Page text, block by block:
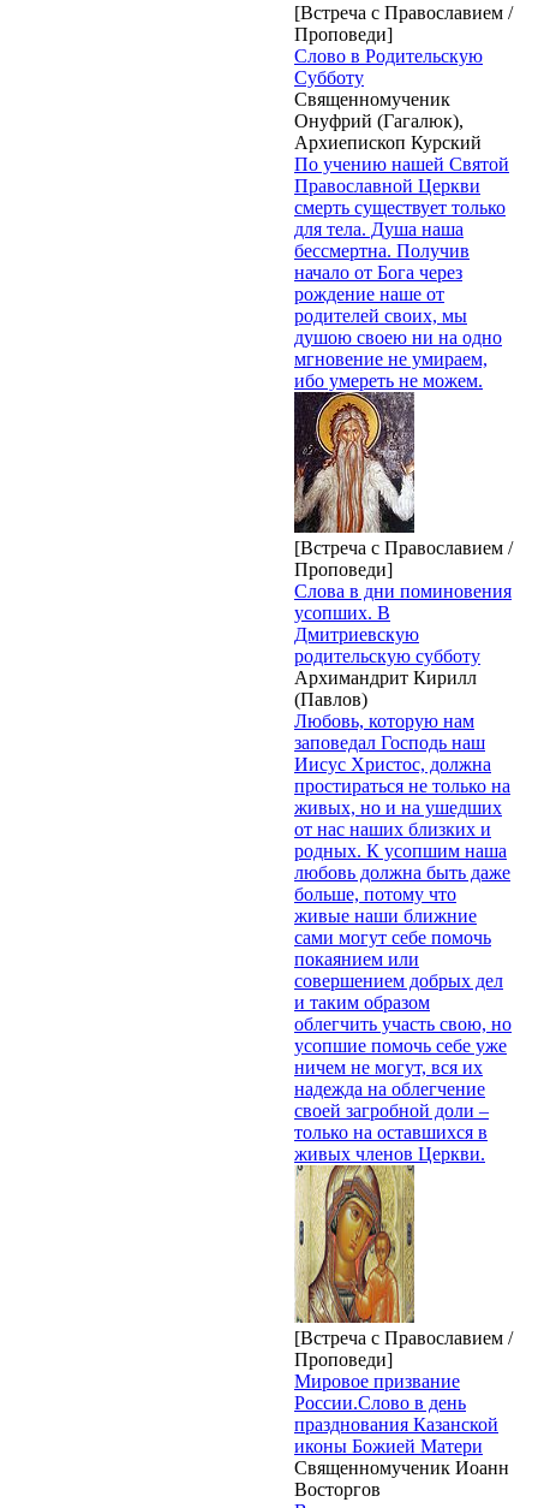
[Встреча с Православием /
Проповеди]
Слово в Родительскую
Субботу
Священномученик
Онуфрий (Гагалюк),
Архиепископ Курский
По учению нашей Святой
Православной Церкви
смерть существует только
для тела. Душа наша
бессмертна. Получив
начало от Бога через
рождение наше от
родителей своих, мы
душою своею ни на одно
мгновение не умираем,
ибо умереть не можем.
[Встреча с Православием /
Проповеди]
Слова в дни поминовения
усопших. В
Дмитриевскую
родительскую субботу
Архимандрит Кирилл
(Павлов)
Любовь, которую нам
заповедал Господь наш
Иисус Христос, должна
простираться не только на
живых, но и на ушедших
от нас наших близких и
родных. К усопшим наша
любовь должна быть даже
больше, потому что
живые наши ближние
сами могут себе помочь
покаянием или
совершением добрых дел
и таким образом
облегчить участь свою, но
усопшие помочь себе уже
ничем не могут, вся их
надежда на облегчение
своей загробной доли –
только на оставшихся в
живых членов Церкви.
[Встреча с Православием /
Проповеди]
Мировое призвание
России.Слово в день
празднования Казанской
иконы Божией Матери
Священномученик Иоанн
Восторгов